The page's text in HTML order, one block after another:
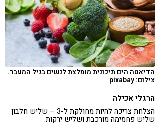
הדיאטה הים תיכונית מומלצת לנשים בגיל המעבר.
צילום: pixabay
הרגלי אכילה
הצלחת צריכה להיות מחולקת ל-3 – שליש חלבון
שליש פחמימה מורכבת ושליש ירקות.